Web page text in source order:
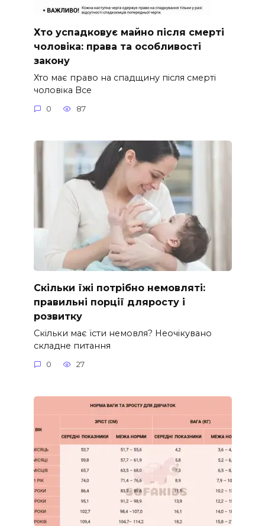
Хто успадковує майно після смерті
чоловіка: права та особливості
закону
Хто має право на спадщину після смерті
чоловіка Все
0 87
Скільки їжі потрібно немовляті:
правильні порції дляросту і
розвитку
Скільки має їсти немовля? Неочікувано
складне питання
0 27